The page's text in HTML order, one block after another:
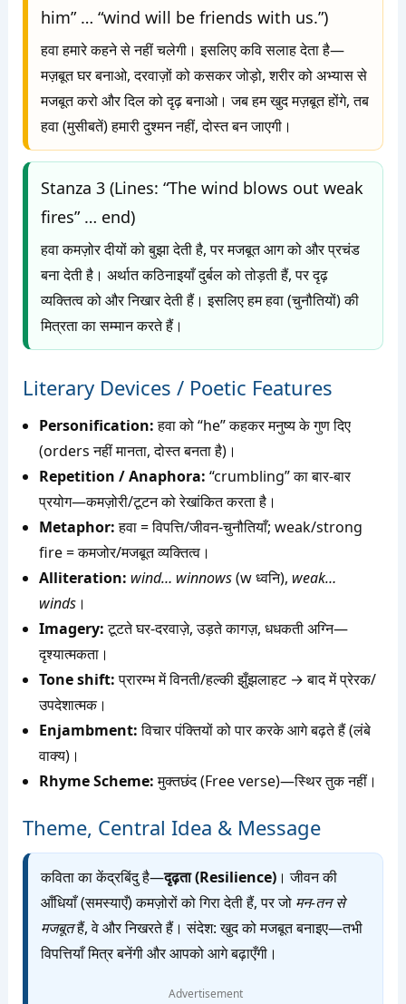
him” … “wind will be friends with us.”)
हवा हमारे कहने से नहीं चलेगी। इसलिए कवि सलाह देता है—
मज़बूत घर बनाओ, दरवाज़ों को कसकर जोड़ो, शरीर को अभ्यास से
मजबूत करो और दिल को दृढ़ बनाओ। जब हम खुद मज़बूत होंगे, तब
हवा (मुसीबतें) हमारी दुश्मन नहीं, दोस्त बन जाएगी।
Stanza 3 (Lines: “The wind blows out weak
fires” … end)
हवा कमज़ोर दीयों को बुझा देती है, पर मजबूत आग को और प्रचंड
बना देती है। अर्थात कठिनाइयाँ दुर्बल को तोड़ती हैं, पर दृढ़
व्यक्तित्व को और निखार देती हैं। इसलिए हम हवा (चुनौतियों) की
मित्रता का सम्मान करते हैं।
Literary Devices / Poetic Features
Personification:हवा को “he” कहकर मनुष्य के गुण दिए
(orders नहीं मानता, दोस्त बनता है)।
Repetition / Anaphora: “crumbling” का बार-बार
प्रयोग—कमज़ोरी/टूटन को रेखांकित करता है।
Metaphor:हवा = विपत्ति/जीवन-चुनौतियाँ; weak/strong
fire = कमजोर/मजबूत व्यक्तित्व।
Alliteration: wind… winnows(w ध्वनि), weak…
winds।
Imagery:टूटते घर-दरवाज़े, उड़ते कागज़, धधकती अग्नि—
दृश्यात्मकता।
Tone shift:प्रारम्भ में विनती/हल्की झुँझलाहट → बाद में प्रेरक/
उपदेशात्मक।
Enjambment:विचार पंक्तियों को पार करके आगे बढ़ते हैं (लंबे
वाक्य)।
Rhyme Scheme:मुक्तछंद (Free verse)—स्थिर तुक नहीं।
Theme, Central Idea & Message
कविता का केंद्रबिंदु है—दृढ़ता (Resilience)। जीवन की
आँधियाँ (समस्याएँ) कमज़ोरों को गिरा देती हैं, पर जो मन-तन से
मजबूतहैं, वे और निखरते हैं। संदेश: खुद को मजबूत बनाइए—तभी
विपत्तियाँ मित्र बनेंगी और आपको आगे बढ़ाएँगी।
Advertisement